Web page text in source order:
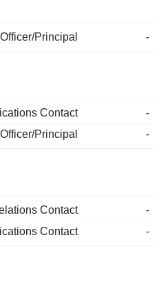
Principal -
Contact
-
Principal
-
Contact
-
Contact
-